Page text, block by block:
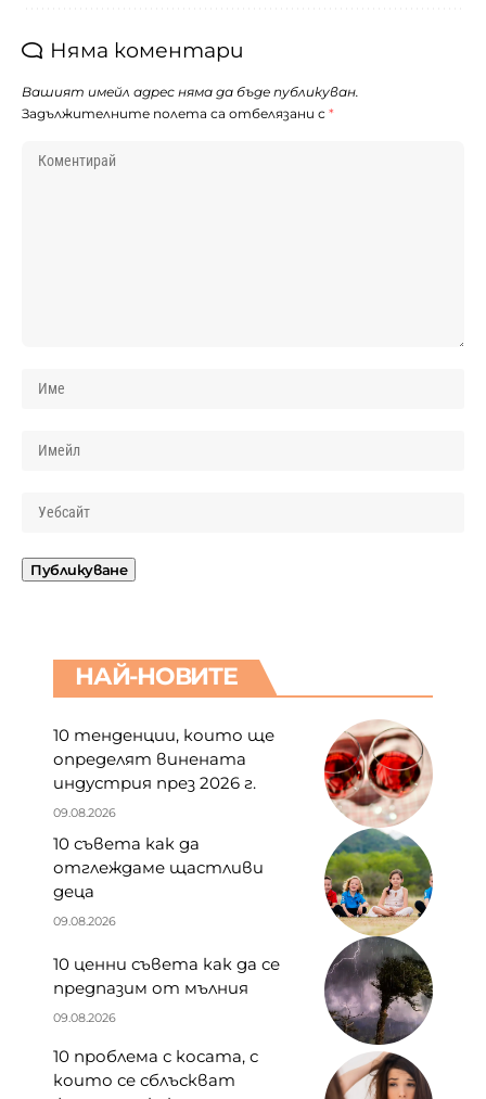
Няма коментари
Вашият имейл адрес няма да бъде публикуван.
Задължителните полета са отбелязани с *
НАЙ-НОВИТЕ
10 тенденции, които ще
определят винената
индустрия през 2026 г.
09.08.2026
10 съвета как да
отглеждаме щастливи
деца
09.08.2026
10 ценни съвета как да се
предпазим от мълния
09.08.2026
10 проблема с косата, с
които се сблъскват